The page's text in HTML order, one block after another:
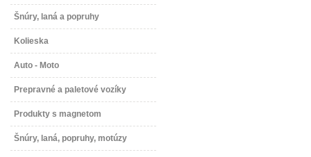
Šnúry, laná a popruhy
Kolieska
Auto - Moto
Prepravné a paletové vozíky
Produkty s magnetom
Šnúry, laná, popruhy, motúzy